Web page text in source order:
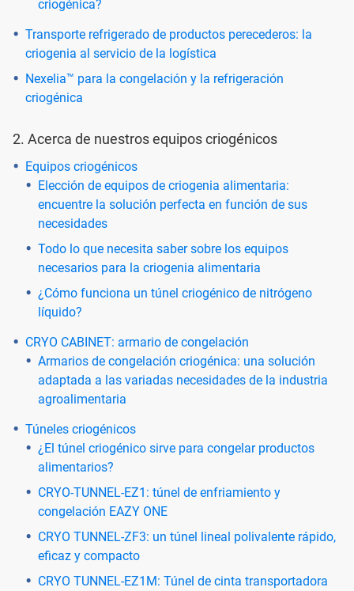
criogénica?
Transporte refrigerado de productos perecederos: la
criogenia al servicio de la logística
Nexelia™ para la congelación y la refrigeración
criogénica
2. Acerca de nuestros equipos criogénicos
Equipos criogénicos
Elección de equipos de criogenia alimentaria:
encuentre la solución perfecta en función de sus
necesidades
Todo lo que necesita saber sobre los equipos
necesarios para la criogenia alimentaria
¿Cómo funciona un túnel criogénico de nitrógeno
líquido?
CRYO CABINET: armario de congelación
Armarios de congelación criogénica: una solución
adaptada a las variadas necesidades de la industria
agroalimentaria
Túneles criogénicos
¿El túnel criogénico sirve para congelar productos
alimentarios?
CRYO-TUNNEL-EZ1: túnel de enfriamiento y
congelación EAZY ONE
CRYO TUNNEL-ZF3: un túnel lineal polivalente rápido,
eficaz y compacto
CRYO TUNNEL-EZ1M: Túnel de cinta transportadora